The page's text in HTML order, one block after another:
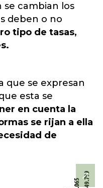
se cambian los
deben o no
tipo de tasas,
que se expresan
esta se
en cuenta la
se rijan a ella
de